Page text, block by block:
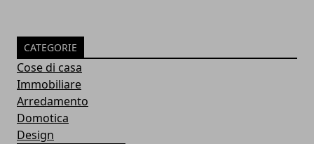
CATEGORIE
Cose di casa
Immobiliare
Arredamento
Domotica
Design